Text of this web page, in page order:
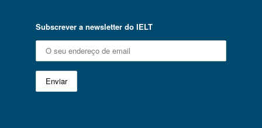
Subscrever a newsletter do IELT